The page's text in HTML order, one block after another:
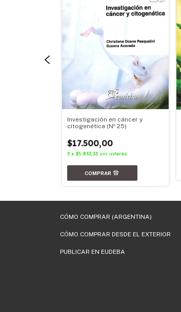
Investigación en cáncer y
citogenética (Nº 25)
$17.500,00
3 x $5.833,33 sin interés
CÓMO COMPRAR (ARGENTINA)
CÓMO COMPRAR DESDE EL EXTERIOR
PUBLICAR EN EUDEBA